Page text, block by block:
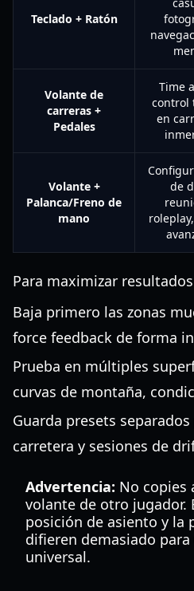
Teclado + Ratón
Volante de
carreras +
Pedales
Time
control
en
Volante +
Palanca/Freno de
mano
de
Para maximizar
Baja primero las zonas
force feedback de forma
Prueba en múltiples
curvas de montaña,
Guarda presets
carretera y sesiones de
Advertencia: No copies
volante de otro jugador.
posición de asiento y la
difieren demasiado
universal.